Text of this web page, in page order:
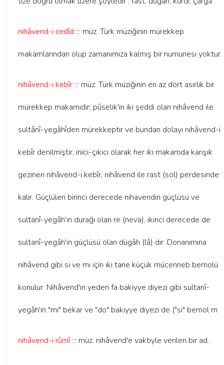
nihâvend-i cedîd ::: müz. Türk müziğinin mürekkep
makamlarından olup zamanımıza kalmış bir numunesi yoktur.
nihâvend-i kebîr ::: müz. Türk müziğinin en az dört asırlık bir
mürekkep makamıdır; pûselik'in iki şeddi olan nihâvend ile
sultânî-yegâhîden mürekkeptir ve bundan dolayı nihâvend-i
kebîr denilmiştir, inici-çıkıcı olarak her iki makamda karışık
gezinen nihâvend-i kebîr, nihâvend ile rast (sol) perdesinde
kalır. Güçlüleri birinci derecede nihavendin güçlüsü ve
sultanî-yegâh'ın durağı olan re (neva), ikinci derecede de
sultanî-yegâh'ın güçlüsü olan dügâh (lâ) dır. Donanımına
nihâvend gibi si ve mi için iki tane küçük mücenneb bemolü
konulur. Nihâvend'in yeden fa bakiyye diyezi gibi sultanî-
yegâh'ın "mi" bekar ve "do" bakiyye diyezi de ("si" bemol m
nihâvend-i rûmî::: müz. nihâvend'e vaktiyle verilen bir ad.